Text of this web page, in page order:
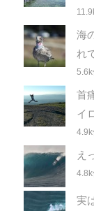
海
れ
5.6k
首
イ
4.9k
え
4.8k
実